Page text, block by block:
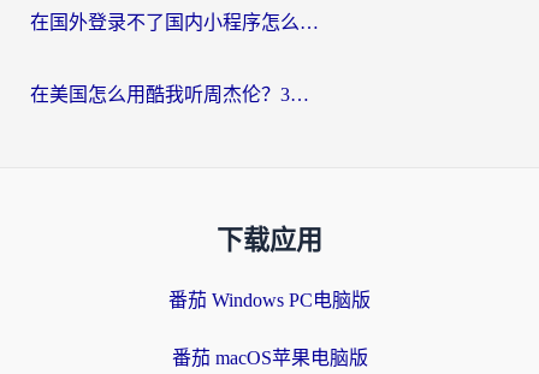
在国外登录不了国内小程序怎么办？选对回国加速器，轻松解锁国内资源
在美国怎么用酷我听周杰伦？3步搞定海外听歌难题
下载应用
番茄 Windows PC电脑版
番茄 macOS苹果电脑版